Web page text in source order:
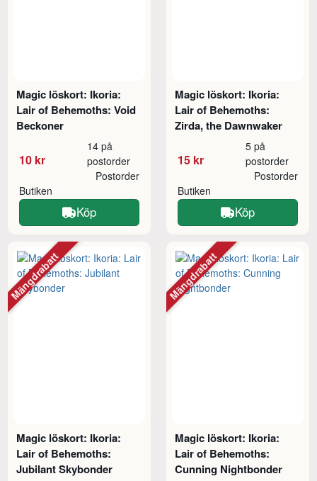
Magic löskort: Ikoria:
Lair of Behemoths: Void
Beckoner
10 kr
14 på
postorder
Butiken
Postorder
Köp
Magic löskort: Ikoria:
Lair of Behemoths:
Zirda, the Dawnwaker
15 kr
5 på
postorder
Butiken
Postorder
Köp
Magic löskort: Ikoria:
Lair of Behemoths:
Jubilant Skybonder
Mängdrabatt
Magic löskort: Ikoria:
Lair of Behemoths:
Cunning Nightbonder
Mängdrabatt